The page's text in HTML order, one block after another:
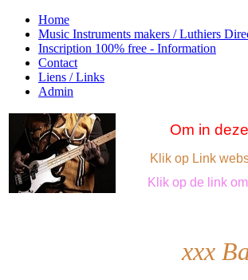
Home
Music Instruments makers / Luthiers
Inscription 100% free - Information
Contact
Liens / Links
Admin
Om in
Klik op Link
Klik op de link om
xxx